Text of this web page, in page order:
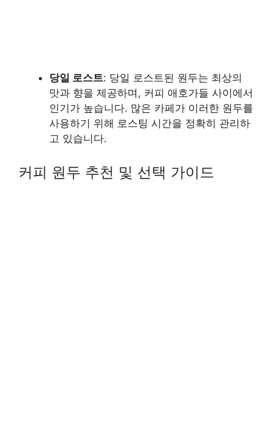
당일 로스트: 당일 로스트된 원두는 최상의
맛과 향을 제공하며, 커피 애호가들 사이에서
인기가 높습니다. 많은 카페가 이러한 원두를
사용하기 위해 로스팅 시간을 정확히 관리하
고 있습니다.
커피 원두 추천 및 선택 가이드